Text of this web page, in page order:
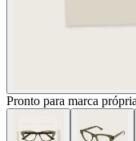
Pronto para marca própria